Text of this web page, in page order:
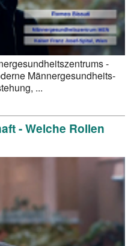
-
Männer­gesund­heits­
...
- Welche Rollen